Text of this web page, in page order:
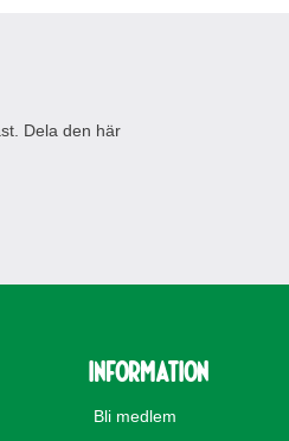
Dela den här
Information
Bli medlem